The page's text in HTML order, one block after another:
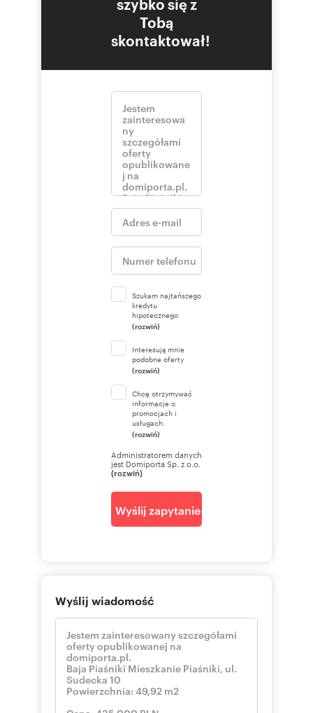
Tobą
skontaktował!
Szukam najtańszego
kredytu
hipotecznego
(rozwiń)
Interesują mnie
podobne oferty
(rozwiń)
Chcę otrzymywać
informacje o
promocjach i
usługach.
(rozwiń)
Administratorem danych
jest Domiporta Sp. z o.o.
(rozwiń)
Wyślij zapytanie
Wyślij wiadomość